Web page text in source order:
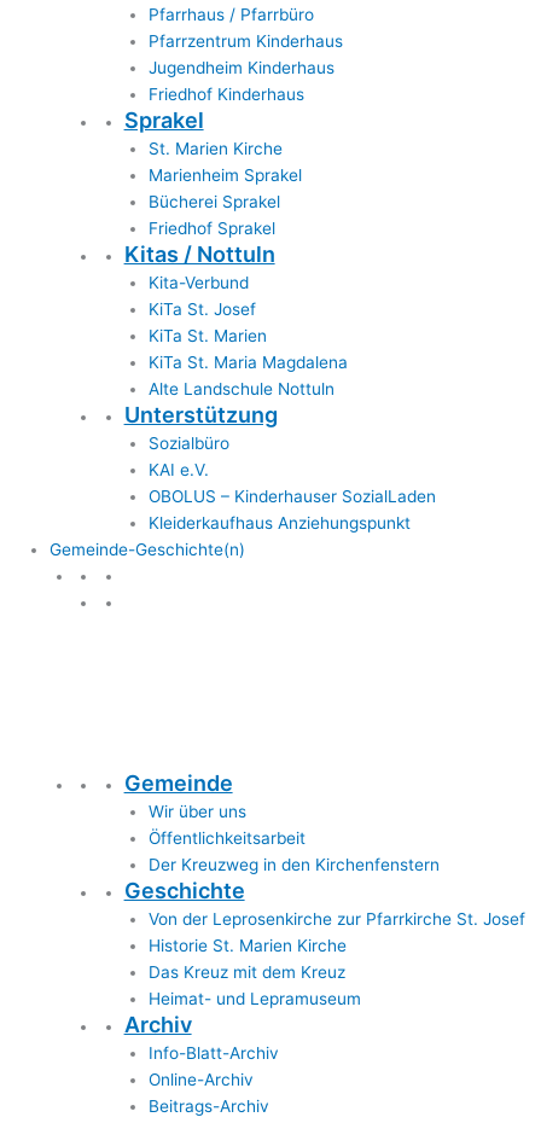
Pfarrhaus / Pfarrbüro
Pfarrzentrum Kinderhaus
Jugendheim Kinderhaus
Friedhof Kinderhaus
Sprakel
St. Marien Kirche
Marienheim Sprakel
Bücherei Sprakel
Friedhof Sprakel
Kitas / Nottuln
Kita-Verbund
KiTa St. Josef
KiTa St. Marien
KiTa St. Maria Magdalena
Alte Landschule Nottuln
Unterstützung
Sozialbüro
KAI e.V.
OBOLUS – Kinderhauser SozialLaden
Kleiderkaufhaus Anziehungspunkt
Gemeinde-Geschichte(n)
Gemeinde
Wir über uns
Öffentlichkeitsarbeit
Der Kreuzweg in den Kirchenfenstern
Geschichte
Von der Leprosenkirche zur Pfarrkirche St. Josef
Historie St. Marien Kirche
Das Kreuz mit dem Kreuz
Heimat- und Lepramuseum
Archiv
Info-Blatt-Archiv
Online-Archiv
Beitrags-Archiv